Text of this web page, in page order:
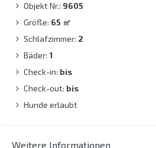
Objekt Nr.: 9605
Größe: 65 ㎡
Schlafzimmer: 2
Bäder: 1
Check-in: bis
Check-out: bis
Hunde erlaubt
Weitere Informationen